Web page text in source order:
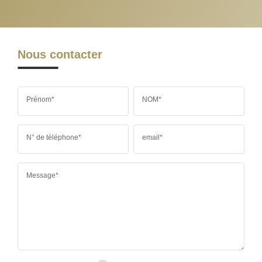
Nous contacter
Prénom* NOM*
N° de téléphone* email*
Message*